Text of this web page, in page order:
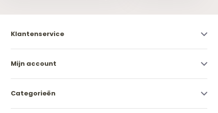
Klantenservice
Mijn account
Categorieën